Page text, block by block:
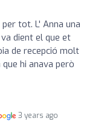
tot. L' Anna una
dient el que et
de recepció molt
hi anava però
3 years ago